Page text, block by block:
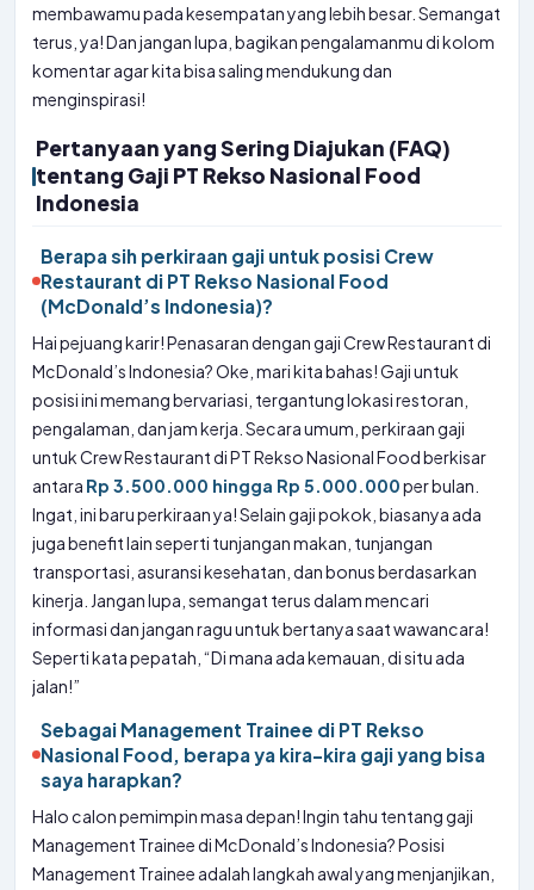
membawamu pada kesempatan yang lebih besar. Semangat
terus, ya! Dan jangan lupa, bagikan pengalamanmu di kolom
komentar agar kita bisa saling mendukung dan
menginspirasi!
Pertanyaan yang Sering Diajukan (FAQ)
tentang Gaji PT Rekso Nasional Food
Indonesia
Berapa sih perkiraan gaji untuk posisi Crew
Restaurant di PT Rekso Nasional Food
(McDonald’s Indonesia)?
Hai pejuang karir! Penasaran dengan gaji Crew Restaurant di
McDonald’s Indonesia? Oke, mari kita bahas! Gaji untuk
posisi ini memang bervariasi, tergantung lokasi restoran,
pengalaman, dan jam kerja. Secara umum, perkiraan gaji
untuk Crew Restaurant di PT Rekso Nasional Food berkisar
antara Rp 3.500.000 hingga Rp 5.000.000per bulan.
Ingat, ini baru perkiraan ya! Selain gaji pokok, biasanya ada
juga benefit lain seperti tunjangan makan, tunjangan
transportasi, asuransi kesehatan, dan bonus berdasarkan
kinerja. Jangan lupa, semangat terus dalam mencari
informasi dan jangan ragu untuk bertanya saat wawancara!
Seperti kata pepatah, “Di mana ada kemauan, di situ ada
jalan!”
Sebagai Management Trainee di PT Rekso
Nasional Food, berapa ya kira-kira gaji yang bisa
saya harapkan?
Halo calon pemimpin masa depan! Ingin tahu tentang gaji
Management Trainee di McDonald’s Indonesia? Posisi
Management Trainee adalah langkah awal yang menjanjikan,